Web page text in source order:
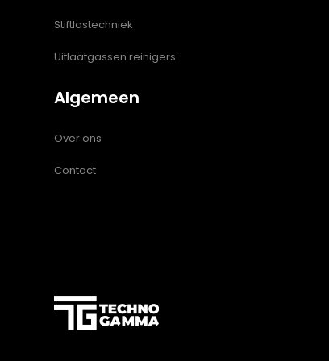
Stiftlastechniek
Uitlaatgassen reinigers
Algemeen
Over ons
Contact